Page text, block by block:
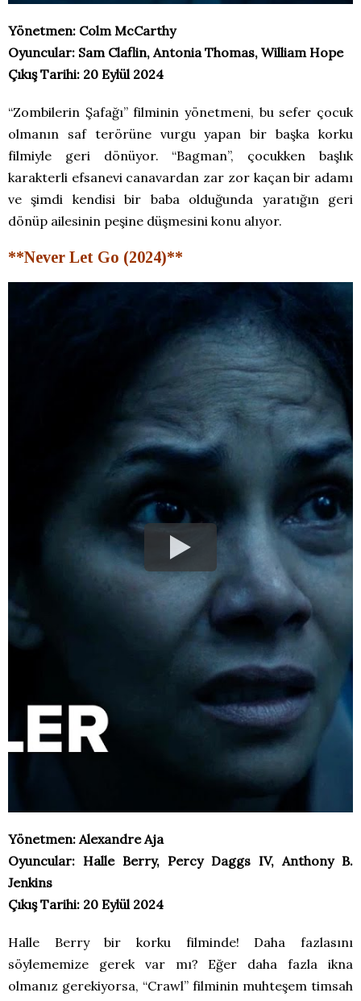
Yönetmen: Colm McCarthy
Oyuncular: Sam Claflin, Antonia Thomas, William Hope
Çıkış Tarihi: 20 Eylül 2024
“Zombilerin Şafağı” filminin yönetmeni, bu sefer çocuk
olmanın saf terörüne vurgu yapan bir başka korku
filmiyle geri dönüyor. “Bagman”, çocukken başlık
karakterli efsanevi canavardan zar zor kaçan bir adamı
ve şimdi kendisi bir baba olduğunda yaratığın geri
dönüp ailesinin peşine düşmesini konu alıyor.
**Never Let Go (2024)**
Yönetmen: Alexandre Aja
Oyuncular: Halle Berry, Percy Daggs IV, Anthony B.
Jenkins
Çıkış Tarihi: 20 Eylül 2024
Halle Berry bir korku filminde! Daha fazlasını
söylememize gerek var mı? Eğer daha fazla ikna
olmanız gerekiyorsa, “Crawl” filminin muhteşem timsah